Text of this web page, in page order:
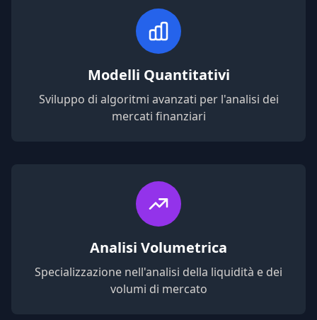
Modelli Quantitativi
Sviluppo di algoritmi avanzati per l'analisi dei
mercati finanziari
Analisi Volumetrica
Specializzazione nell'analisi della liquidità e dei
volumi di mercato